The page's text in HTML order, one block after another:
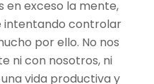
en exceso la mente,
intentando controlar
por ello. No nos
ni con nosotros, ni
vida productiva y